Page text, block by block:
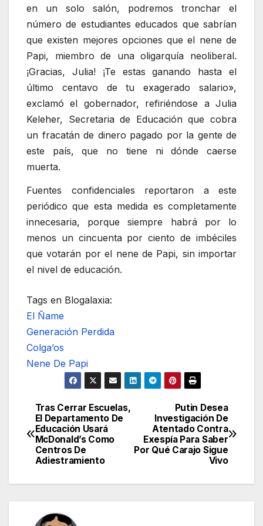
en un solo salón, podremos tronchar el
número de estudiantes educados que sabrían
que existen mejores opciones que el nene de
Papi, miembro de una oligarquía neoliberal.
¡Gracias, Julia! ¡Te estas ganando hasta el
último centavo de tu exagerado salario»,
exclamó el gobernador, refiriéndose a Julia
Keleher, Secretaria de Educación que cobra
un fracatán de dinero pagado por la gente de
este país, que no tiene ni dónde caerse
muerta.
Fuentes confidenciales reportaron a este
periódico que esta medida es completamente
innecesaria, porque siempre habrá por lo
menos un cincuenta por ciento de imbéciles
que votarán por el nene de Papi, sin importar
el nivel de educación.
Tags en Blogalaxia:
El Ñame
Generación Perdida
Colga’os
Nene De Papi
Navegación
de
entradas
Putin Desea
Investigación De
Atentado Contra
Exespía Para Saber
Por Qué Carajo Sigue
Vivo
Tras Cerrar Escuelas,
El Departamento De
Educación Usará
McDonald’s Como
Centros De
Adiestramiento